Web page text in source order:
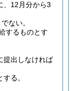
、12月分から3
ない。
するものとす
提出しなければ
る。